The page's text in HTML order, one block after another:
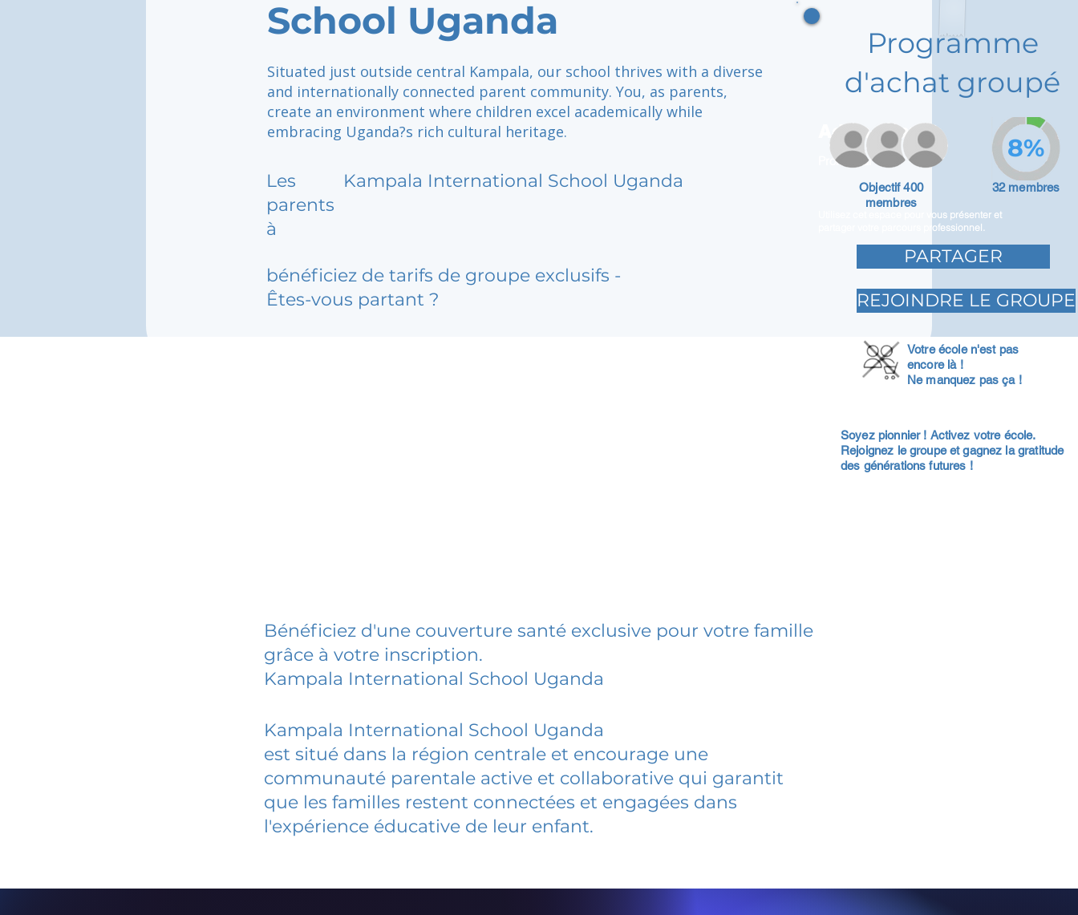
School Uganda
Situated just outside central Kampala, our school thrives with a diverse
and internationally connected parent community. You, as parents,
create an environment where children excel academically while
embracing Uganda?s rich cultural heritage.
Les
parents
à
Kampala International School Uganda
bénéficiez de tarifs de groupe exclusifs -
Êtes-vous partant ?
Adam Caar
Promoteur
Utilisez cet espace pour vous présenter et
partager votre parcours professionnel.
Programme
d'achat groupé
Objectif 400
membres
32 membres
8%
PARTAGER
REJOINDRE LE GROUPE
Votre école n'est pas
encore là !
Ne manquez pas ça !
Soyez pionnier ! Activez votre école.
Rejoignez le groupe et gagnez la gratitude
des générations futures !
Bénéficiez d'une couverture santé exclusive pour votre famille
grâce à votre inscription.
Kampala International School Uganda
Kampala International School Uganda
est situé dans la région centrale et encourage une
communauté parentale active et collaborative qui garantit
que les familles restent connectées et engagées dans
l'expérience éducative de leur enfant.